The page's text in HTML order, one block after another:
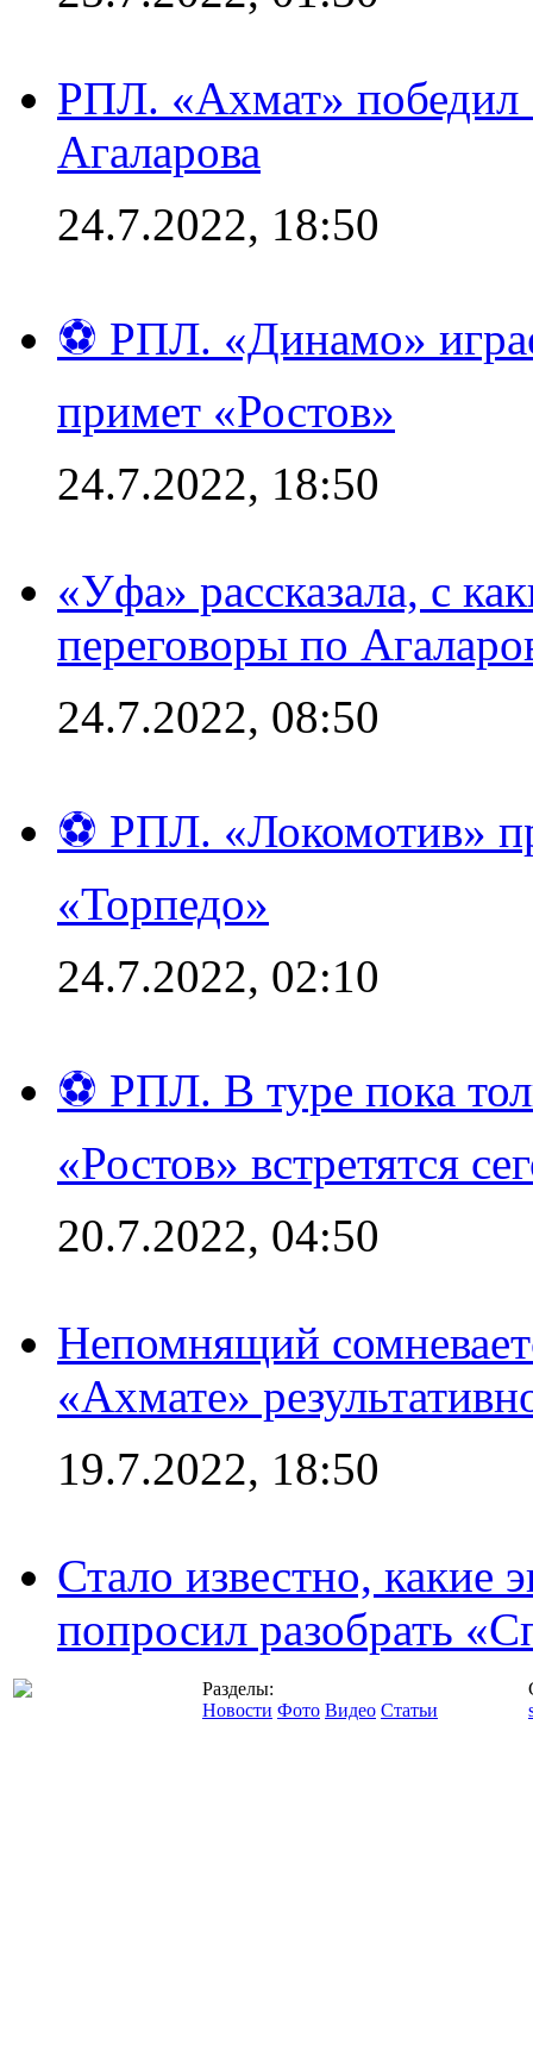
РПЛ. «Ахмат» победил
Агаларова
24.7.2022, 18:50
⚽ РПЛ. «Динамо»
примет «Ростов»
24.7.2022, 18:50
«Уфа» рассказала, с
переговоры по
24.7.2022, 08:50
⚽ РПЛ. «Локомотив»
«Торпедо»
24.7.2022, 02:10
⚽ РПЛ. В туре пока
«Ростов» встретятся
20.7.2022, 04:50
Непомнящий
«Ахмате»
19.7.2022, 18:50
Стало известно, какие
попросил разобрать
Разделы:
Новости Фото Видео Статьи